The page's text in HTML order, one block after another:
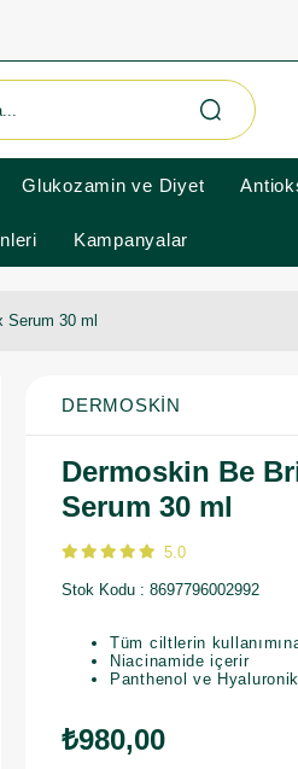
Glukozamin ve Diyet
Kampanyalar
Serum 30 ml
DERMOSKIN
Dermoskin Be
Serum 30 ml
5.0
Stok Kodu 8697796002992
Tüm ciltlerin
Niacinamide içerir
Panthenol ve
₺980,00